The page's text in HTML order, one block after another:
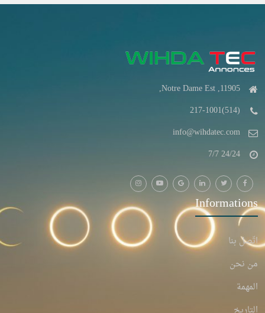
11905, Notre Dame Est,
(514)217-1001
info@wihdatec.com
24/24 7/7
Informations
اتّصل بنا
من نحن
المهمة